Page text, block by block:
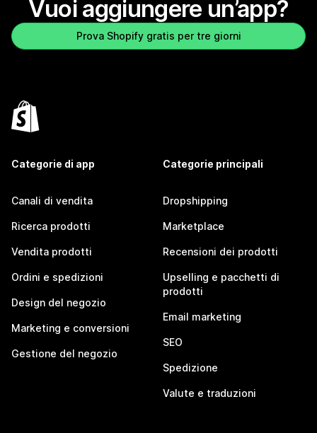
Vuoi aggiungere un’app?
Prova Shopify gratis per tre giorni
Categorie di app
Canali di vendita
Ricerca prodotti
Vendita prodotti
Ordini e spedizioni
Design del negozio
Marketing e conversioni
Gestione del negozio
Categorie principali
Dropshipping
Marketplace
Recensioni dei prodotti
Upselling e pacchetti di
prodotti
Email marketing
SEO
Spedizione
Valute e traduzioni